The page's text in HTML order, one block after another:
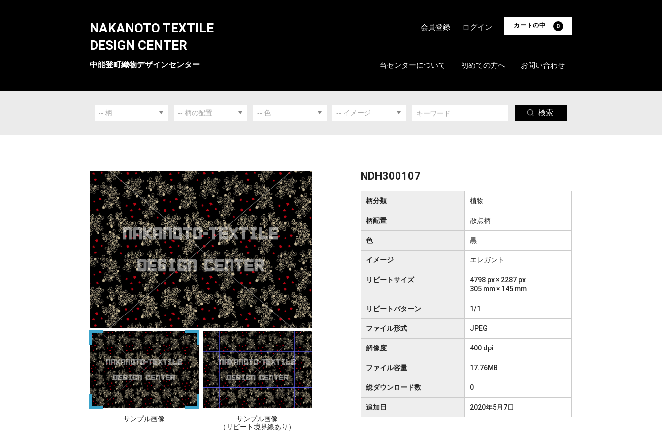
NAKANOTO TEXTILE
DESIGN CENTER
中能登町織物デザインセンター 当センターについて 初めての方へ お問い合わせ
カートの中 0
会員登録 ログイン
検索
サンプル画像
サンプル画像
（リピート境界線あり）
NDH300107
柄分類 植物
柄配置 散点柄
色 黒
イメージ エレガント
リピートサイズ
4798 px × 2287 px
305 mm × 145 mm
リピートパターン 1/1
ファイル形式 JPEG
解像度 400 dpi
ファイル容量 17.76MB
総ダウンロード数 0
追加日 2020年5月7日